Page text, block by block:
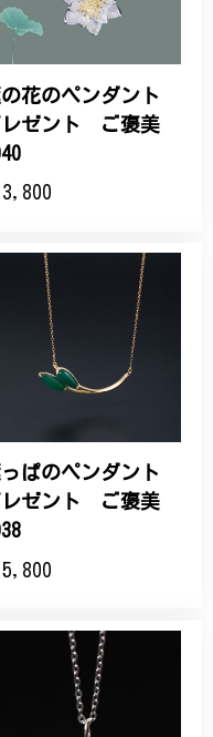
花のペンダント
レゼント ご褒美
ぱのペンダント
レゼント ご褒美